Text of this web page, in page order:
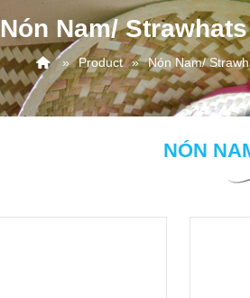
Nón Nam/
Product Nón Nam/
NÓN